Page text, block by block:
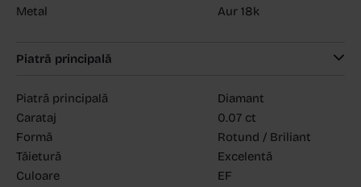
Metal
Aur 18k
Piatră principală
Piatră principală
Diamant
Carataj
0.07 ct
Formă
Rotund / Briliant
Tăietură
Excelentă
Culoare
EF